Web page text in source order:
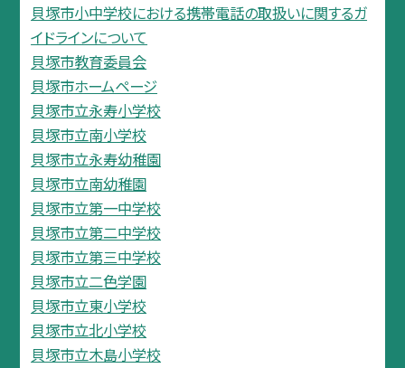
貝塚市小中学校における携帯電話の取扱いに関するガ
イドラインについて
貝塚市教育委員会
貝塚市ホームページ
貝塚市立永寿小学校
貝塚市立南小学校
貝塚市立永寿幼稚園
貝塚市立南幼稚園
貝塚市立第一中学校
貝塚市立第二中学校
貝塚市立第三中学校
貝塚市立二色学園
貝塚市立東小学校
貝塚市立北小学校
貝塚市立木島小学校